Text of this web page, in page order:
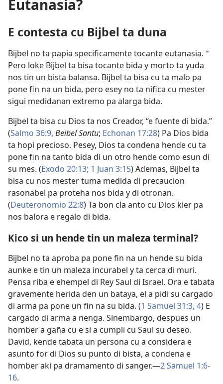
Eutanasia?
E contesta cu Bijbel ta duna
Bijbel no ta papia specificamente tocante eutanasia. a
Pero loke Bijbel ta bisa tocante bida y morto ta yuda
nos tin un bista balansa. Bijbel ta bisa cu ta malo pa
pone fin na un bida, pero esey no ta nifica cu mester
sigui medidanan extremo pa alarga bida.
Bijbel ta bisa cu Dios ta nos Creador, “e fuente di bida.”
(Salmo 36:9, Beibel Santu; Echonan 17:28) Pa Dios bida
ta hopi precioso. Pesey, Dios ta condena hende cu ta
pone fin na tanto bida di un otro hende como esun di
su mes. (Exodo 20:13; 1 Juan 3:15) Ademas, Bijbel ta
bisa cu nos mester tuma medida di precaucion
rasonabel pa proteha nos bida y di otronan.
(Deuteronomio 22:8) Ta bon cla anto cu Dios kier pa
nos balora e regalo di bida.
Kico si un hende tin un maleza terminal?
Bijbel no ta aproba pa pone fin na un hende su bida
aunke e tin un maleza incurabel y ta cerca di muri.
Pensa riba e ehempel di Rey Saul di Israel. Ora e tabata
gravemente herida den un bataya, el a pidi su cargado
di arma pa pone un fin na su bida. (1 Samuel 31:3, 4) E
cargado di arma a nenga. Sinembargo, despues un
homber a gaña cu e si a cumpli cu Saul su deseo.
David, kende tabata un persona cu a considera e
asunto for di Dios su punto di bista, a condena e
homber aki pa dramamento di sanger.​—2 Samuel 1:6-
16.